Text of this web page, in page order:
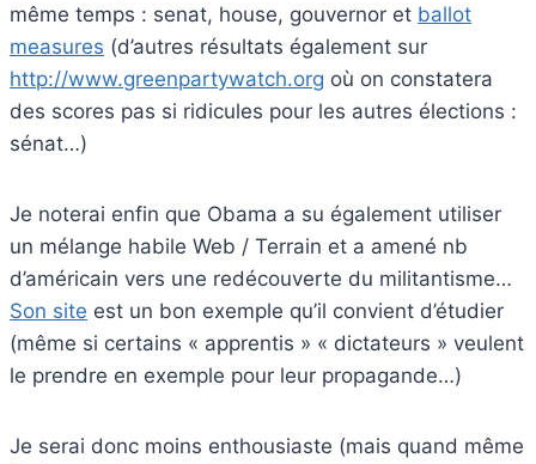
même temps : senat, house, gouvernor et ballot
measures (d’autres résultats également sur
http://www.greenpartywatch.org où on constatera
des scores pas si ridicules pour les autres élections :
sénat…)
Je noterai enfin que Obama a su également utiliser
un mélange habile Web / Terrain et a amené nb
d’américain vers une redécouverte du militantisme…
Son site est un bon exemple qu’il convient d’étudier
(même si certains « apprentis » « dictateurs » veulent
le prendre en exemple pour leur propagande…)
Je serai donc moins enthousiaste (mais quand même